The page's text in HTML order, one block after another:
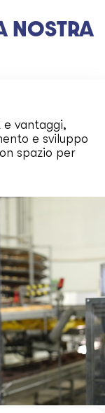
NOSTRA
vantaggi,
e sviluppo
spazio per